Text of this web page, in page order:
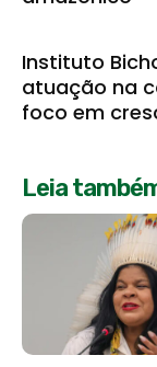
Instituto
atuação na
foco em
Leia